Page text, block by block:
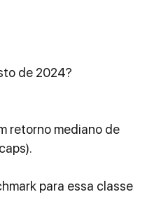
de 2024?
retorno mediano de
para essa classe